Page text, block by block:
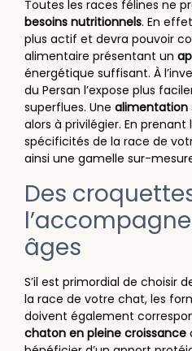
Toutes les races félines ne
besoins nutritionnels. En
plus actif et devra pouvoir
alimentaire présentant un
énergétique suffisant. À
du Persan l’expose plus
superflues. Une alimentation
alors à privilégier. En
spécificités de la race de
ainsi une gamelle sur-
Des
âges
S’il est primordial de choisir
la race de votre chat, les
doivent également
chaton en pleine croissance